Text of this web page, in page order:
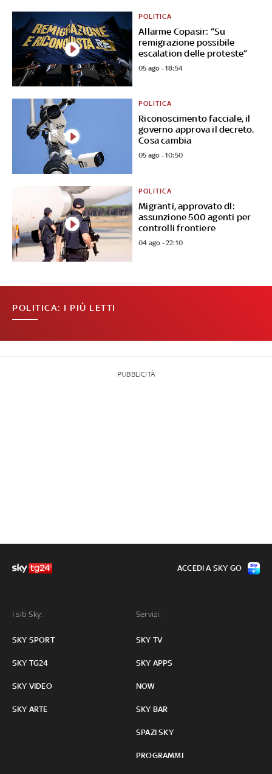
Allarme Copasir: “Su
remigrazione possibile
escalation delle proteste”
POLITICA
05 ago - 18:54
Riconoscimento facciale, il
governo approva il decreto.
Cosa cambia
POLITICA
05 ago - 10:50
Migranti, approvato dl:
assunzione 500 agenti per
controlli frontiere
POLITICA
04 ago - 22:10
POLITICA: I PIÙ LETTI
PUBBLICITÀ
I siti Sky:
SKY SPORT
SKY TG24
SKY VIDEO
SKY ARTE
Servizi:
SKY TV
SKY APPS
NOW
SKY BAR
SPAZI SKY
PROGRAMMI
ACCEDI A SKY GO